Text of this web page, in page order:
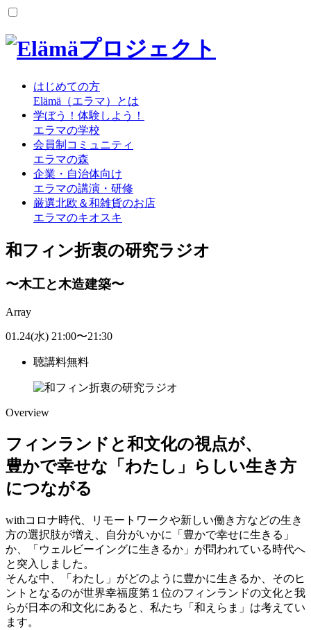
はじめての方
Elämä（エラマ）とは
学ぼう！体験しよう！
エラマの学校
会員制コミュニティ
エラマの森
企業・自治体向け
エラマの講演・研修
厳選北欧＆和雑貨のお店
エラマのキオスキ
和フィン折衷の研究ラジオ
〜木工と木造建築〜
Array
01.24(水) 21:00〜21:30
聴講料無料
Overview
フィンランドと和文化の視点が、
豊かで幸せな「わたし」らしい生き方
につながる
withコロナ時代、リモートワークや新しい働き方などの生き
方の選択肢が増え、自分がいかに「豊かで幸せに生きる」
か、「ウェルビーイングに生きるか」が問われている時代へ
と突入しました。
そんな中、「わたし」がどのように豊かに生きるか、そのヒ
ントとなるのが世界幸福度第１位のフィンランドの文化と我
らが日本の和文化にあると、私たち「和えらま」は考えてい
ます。